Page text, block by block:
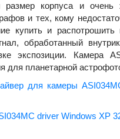
размер корпуса и
и тех, кому
купить и
обработанный
экспозиции. Камера
для планетарной
для камеры
driver Windows XP